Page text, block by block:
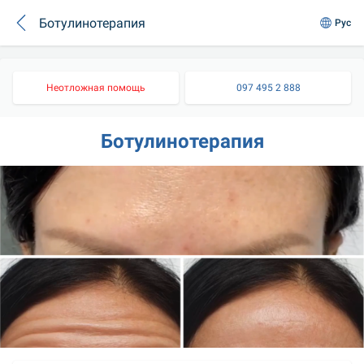
Ботулинотерапия Рус
Неотложная помощь 097 495 2 888
Ботулинотерапия